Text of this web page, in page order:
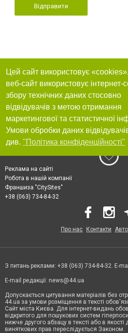
Відправити
Цей сайт використовує
веб-сайт використовує інтернет-
збору технічних даних стосовно
відвідувачів з метою отримання
маркетингової та статистичної
Умови обробки даних
див. "Політика конфіденційності"
Реклама на сайті
Робота в нашій компанії
Франшиза "CitySites"
+38 (063) 734-84-32
Про нас Контакти
З питань реклами: +38 (063) 734-84-32. E-
E-mail редакції: news@44.ua
Допускається цитування матеріалів без
44.ua за умови розміщення в тексті
Сайт міста Києва. Для інтернет-видань
відкритого для пошукових систем
нижче другого абзацу в тексті або в
виняткових прав переслідується Законом.